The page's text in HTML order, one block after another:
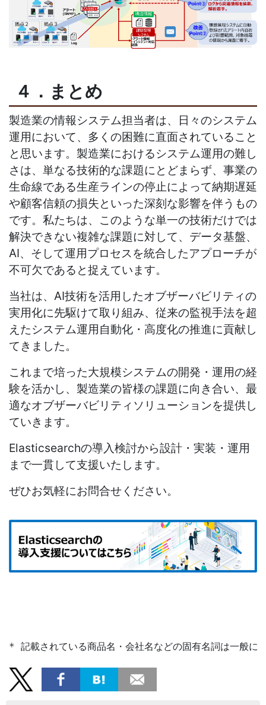
４．まとめ
製造業の情報システム担当者は、日々のシステム
運用において、多くの困難に直面されていること
と思います。製造業におけるシステム運用の難し
さは、単なる技術的な課題にとどまらず、事業の
生命線である生産ラインの停止によって納期遅延
や顧客信頼の損失といった深刻な影響を伴うもの
です。私たちは、このような単一の技術だけでは
解決できない複雑な課題に対して、データ基盤、
AI、そして運用プロセスを統合したアプローチが
不可欠であると捉えています。
当社は、 AI技術を活用したオブザーバビリティの
実用化に先駆けて取り組み、従来の監視手法を超
えたシステム運用自動化・高度化の推進に貢献し
てきました。
これまで培った大規模システムの開発・運用の経
験を活かし、製造業の皆様の課題に向き合い、最
適なオブザーバビリティソリューションを提供し
ていきます。
Elasticsearchの導入検討から設計・実装・運用
まで一貫して支援いたします。
ぜひお気軽にお問合せください。
* 記載されている商品名・会社名などの固有名詞は一般に